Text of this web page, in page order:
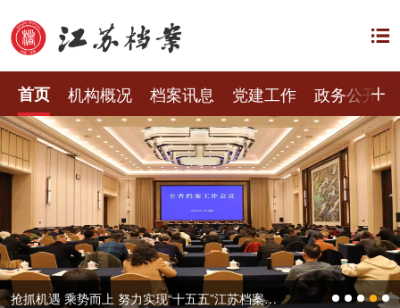
首页 机构概况 档案讯息 党建工作 政务公开
抢抓机遇 乘势而上 努力实现“十五五”江苏档案工作良好开局——全省档案工作会议在宁召开